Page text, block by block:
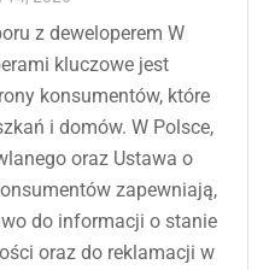
z deweloperem W
kluczowe jest
konsumentów, które
i domów. W Polsce,
oraz Ustawa o
zapewniają,
do informacji o stanie
oraz do reklamacji w